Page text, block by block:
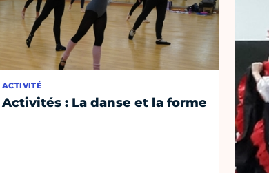
ACTIVITÉ
Activités : La danse et la forme